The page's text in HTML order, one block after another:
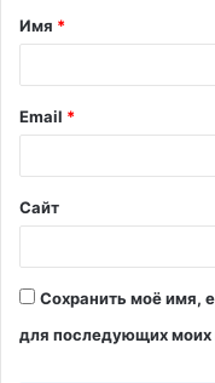
Имя *
Email *
Сайт
Сохранить моё имя,
для последующих моих